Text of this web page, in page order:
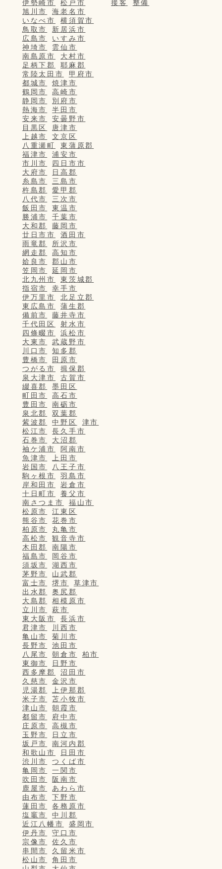
伊勢崎市
松戸市
旭川市
海老名市
いなべ市
横須賀市
鳥取市
新居浜市
広島市
いすみ市
神埼市
雲仙市
南島原市
大村市
足柄下郡
耶麻郡
常陸太田市
甲府市
都城市
焼津市
鶴岡市
高崎市
静岡市
別府市
熱海市
半田市
安来市
安曇野市
目黒区
唐津市
上越市
文京区
八重瀬町
東蒲原郡
福津市
浦安市
市川市
四日市市
大府市
日高郡
糸島市
三島市
杵島郡
愛甲郡
八代市
三次市
飯田市
東温市
勝浦市
千葉市
大和郡
藤岡市
廿日市市
酒田市
雨竜郡
所沢市
網走郡
高知市
姶良市
郡山市
笠岡市
延岡市
北九州市
東茨城郡
指宿市
幸手市
伊万里市
北足立郡
東広島市
蒲生郡
備前市
藤井寺市
千代田区
射水市
四條畷市
浜松市
大東市
武蔵野市
川口市
知多郡
豊橋市
田原市
つがる市
揖保郡
泉大津市
古賀市
綴喜郡
墨田区
町田市
高石市
豊田市
南砺市
泉北郡
双葉郡
紫波郡
中野区
津市
松江市
長久手市
石巻市
大沼郡
袖ケ浦市
阿南市
魚津市
上田市
岩国市
八王子市
駒ヶ根市
羽島市
岸和田市
岩倉市
十日町市
養父市
南さつま市
福山市
松原市
江東区
熊谷市
花巻市
柏原市
丸亀市
高松市
観音寺市
木田郡
南陽市
福島市
岡谷市
須坂市
湖西市
茅野市
山武郡
富士市
堺市
草津市
出水郡
奥尻郡
大島郡
相模原市
立川市
萩市
東大阪市
長浜市
君津市
川西市
亀山市
菊川市
長野市
池田市
八尾市
朝倉市
柏市
東御市
日野市
西多摩郡
沼田市
久慈市
金沢市
児湯郡
上伊那郡
米子市
苫小牧市
津山市
朝霞市
都留市
府中市
庄原市
高槻市
玉野市
日立市
坂戸市
南河内郡
和歌山市
日田市
渋川市
つくば市
亀岡市
一関市
吹田市
阪南市
鹿屋市
あわら市
由布市
下野市
蓮田市
各務原市
塩竈市
中川郡
近江八幡市
盛岡市
伊丹市
守口市
宗像市
佐久市
串間市
久留米市
松山市
角田市
接客 整備